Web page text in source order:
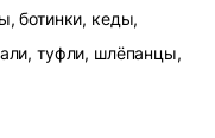
ботинки, кеды,
туфли, шлёпанцы,